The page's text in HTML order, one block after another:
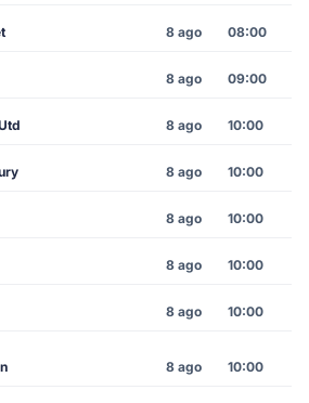
8 ago 08:00
8 ago 09:00
8 ago 10:00
8 ago 10:00
8 ago 10:00
8 ago 10:00
8 ago 10:00
8 ago 10:00